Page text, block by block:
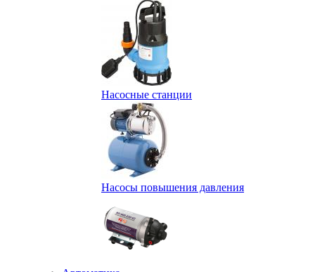
Насосные станции
Насосы повышения давления